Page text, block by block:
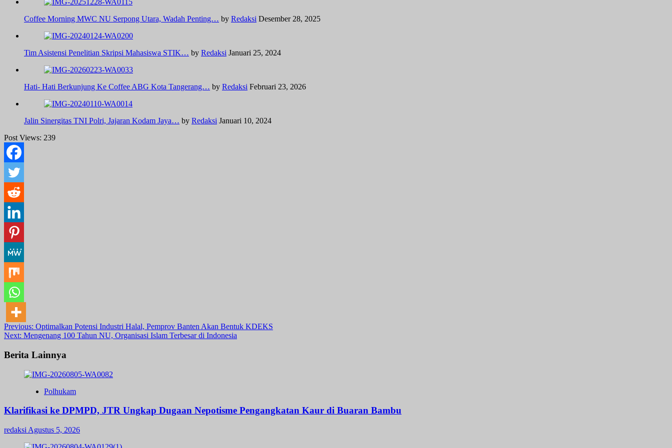
Coffee Morning MWC NU Serpong Utara, Wadah Penting… by Redaksi Desember 28, 2025
Tim Asistensi Penelitian Skripsi Mahasiswa STIK… by Redaksi Januari 25, 2024
Hati- Hati Berkunjung Ke Coffee ABG Kota Tangerang… by Redaksi Februari 23, 2026
Jalin Sinergitas TNI Polri, Jajaran Kodam Jaya… by Redaksi Januari 10, 2024
Post Views: 239
Post
navigation
Previous: Optimalkan Potensi Industri Halal, Pemprov Banten Akan Bentuk KDEKS
Next: Mengenang 100 Tahun NU, Organisasi Islam Terbesar di Indonesia
Berita Lainnya
Polhukam
Klarifikasi ke DPMPD, JTR Ungkap Dugaan Nepotisme Pengangkatan Kaur di Buaran Bambu
redaksi Agustus 5, 2026